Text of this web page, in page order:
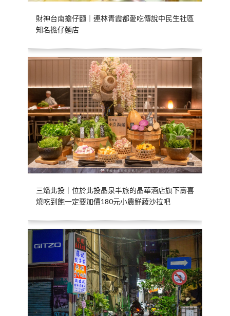
財神台南擔仔麵｜連林青霞都愛吃傳說中民生社區
知名擔仔麵店
三燔北投｜位於北投晶泉丰旅的晶華酒店旗下壽喜
燒吃到飽一定要加價180元小農鮮蔬沙拉吧